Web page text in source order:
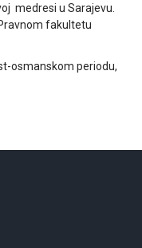
medresi u Sarajevu.
fakultetu
osmanskom periodu,